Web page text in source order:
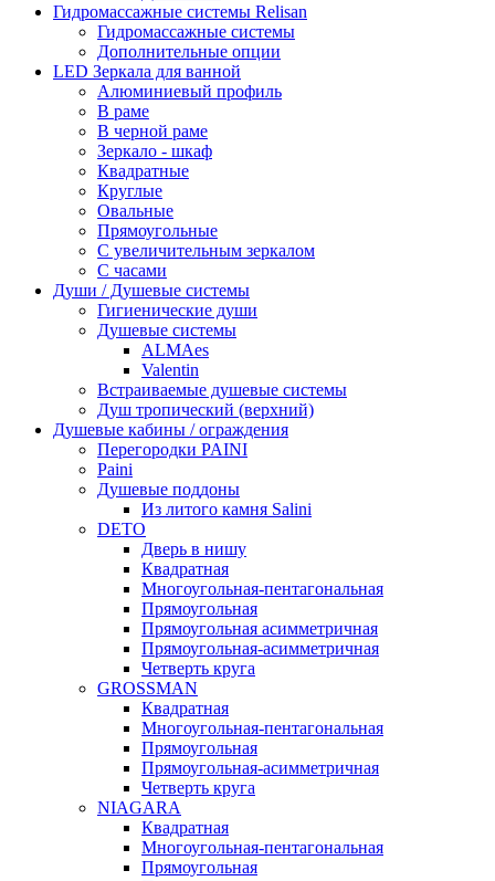
Гидромассажные системы Relisan
Гидромассажные системы
Дополнительные опции
LED Зеркала для ванной
Алюминиевый профиль
В раме
В черной раме
Зеркало - шкаф
Квадратные
Круглые
Овальные
Прямоугольные
С увеличительным зеркалом
С часами
Души / Душевые системы
Гигиенические души
Душевые системы
ALMAes
Valentin
Встраиваемые душевые системы
Душ тропический (верхний)
Душевые кабины / ограждения
Перегородки PAINI
Paini
Душевые поддоны
Из литого камня Salini
DETO
Дверь в нишу
Квадратная
Многоугольная-пентагональная
Прямоугольная
Прямоугольная асимметричная
Прямоугольная-асимметричная
Четверть круга
GROSSMAN
Квадратная
Многоугольная-пентагональная
Прямоугольная
Прямоугольная-асимметричная
Четверть круга
NIAGARA
Квадратная
Многоугольная-пентагональная
Прямоугольная